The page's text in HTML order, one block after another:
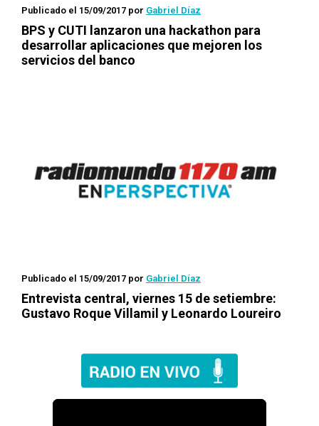
Publicado el 15/09/2017 por Gabriel Díaz
BPS y CUTI lanzaron una hackathon para
desarrollar aplicaciones que mejoren los
servicios del banco
Publicado el 15/09/2017 por Gabriel Díaz
Entrevista central, viernes 15 de setiembre:
Gustavo Roque Villamil y Leonardo Loureiro